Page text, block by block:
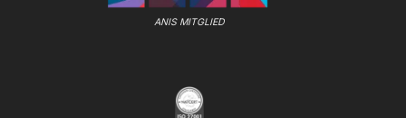
ANIS MITGLIED